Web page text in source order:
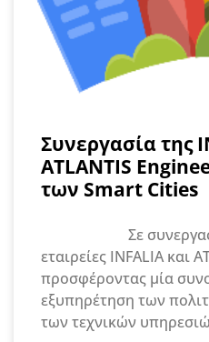
Συνεργασία της
ATLANTIS
των Smart Cities
Σε συνεργασία
εταιρείες INFALIA και
προσφέροντας μία
εξυπηρέτηση των
των τεχνικών